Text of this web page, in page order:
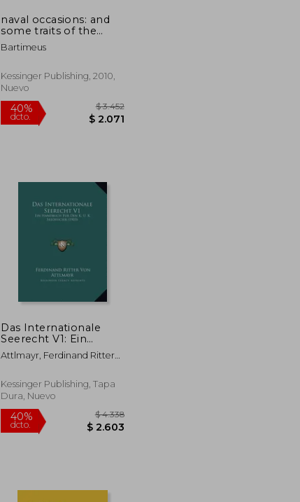
$ 1.443
$ 2.527
$ 1.263
naval occasions: and
some traits of the
sailor man (1915) (en
Inglés)
Bartimeus
Kessinger Publishing, 2010,
Nuevo
40%
dcto.
Das Internationale
Seerecht V1: Ein
Handbuch Fur Den K.
U. K. Seeofficier (1903)
Attlmayr, Ferdinand Ritter
Kessinger Publishing, Tapa
Dura, Nuevo